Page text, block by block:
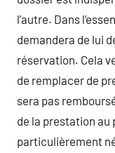
l’autre. Dans
demandera de lui
réservation. Cela
de remplacer de
sera pas
de la prestation au
particulièrement